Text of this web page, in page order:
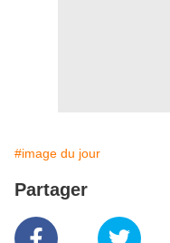
#image du jour
Partager